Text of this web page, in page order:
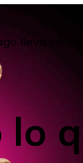
lleva
lo